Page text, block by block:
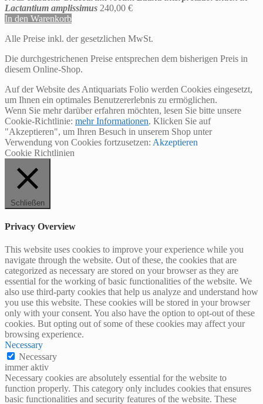
Lactantium amplissimus 240,00 €
In den Warenkorb
Alle Preise inkl. der gesetzlichen MwSt.
Die durchgestrichenen Preise entsprechen dem bisherigen Preis in
diesem Online-Shop.
Auf der Website des Antiquariats Folio werden Cookies eingesetzt,
um Ihnen ein optimales Benutzererlebnis zu ermöglichen.
Wenn Sie mehr darüber erfahren möchten, lesen Sie bitte unsere
Cookie-Richtlinie: mehr Informationen. Klicken Sie auf
"Akzeptieren", um Ihren Besuch in unserem Shop unter
Verwendung von Cookies fortzusetzen: Akzeptieren
Cookie Richtlinien
Schließen
Privacy Overview
This website uses cookies to improve your experience while you
navigate through the website. Out of these, the cookies that are
categorized as necessary are stored on your browser as they are
essential for the working of basic functionalities of the website. We
also use third-party cookies that help us analyze and understand how
you use this website. These cookies will be stored in your browser
only with your consent. You also have the option to opt-out of these
cookies. But opting out of some of these cookies may affect your
browsing experience.
Necessary
Necessary
immer aktiv
Necessary cookies are absolutely essential for the website to
function properly. This category only includes cookies that ensures
basic functionalities and security features of the website. These